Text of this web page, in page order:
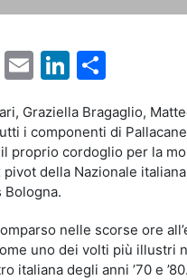
Twitter
EmailLinkedIn
Graziella Bragaglio,
i componenti di
proprio cordoglio per la
pivot della Nazionale
nelle scorse ore
uno dei volti più illustri
italiana degli anni ’70 e